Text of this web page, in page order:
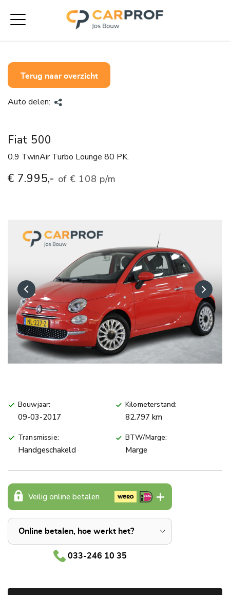
Terug naar overzicht
Auto delen:
Fiat 500
0.9 TwinAir Turbo Lounge 80 PK.
€ 7.995,- of € 108 p/m
Bouwjaar:
09-03-2017
Kilometerstand:
82.797 km
Transmissie:
Handgeschakeld
BTW/Marge:
Marge
Veilig online betalen
Online betalen, hoe werkt het?
033-246 10 35